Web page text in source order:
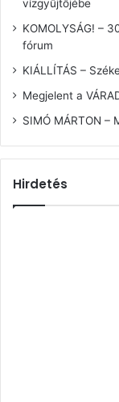
vízgyűjtőjébe
KOMOLYSÁG! –
fórum
KIÁLLÍTÁS –
Megjelent a
SIMÓ MÁRTON –
Hirdetés